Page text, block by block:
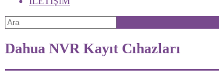
Dahua NVR Kayıt Cıhazları